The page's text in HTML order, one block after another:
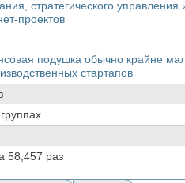
проектов
стартапов
58,457 раз